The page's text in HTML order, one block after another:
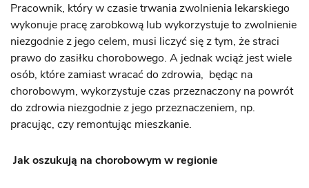
Pracownik, który w czasie trwania zwolnienia lekarskiego
wykonuje pracę zarobkową lub wykorzystuje to zwolnienie
niezgodnie z jego celem, musi liczyć się z tym, że straci
prawo do zasiłku chorobowego. A jednak wciąż jest wiele
osób, które zamiast wracać do zdrowia, będąc na
chorobowym, wykorzystuje czas przeznaczony na powrót
do zdrowia niezgodnie z jego przeznaczeniem, np.
pracując, czy remontując mieszkanie.
Jak oszukują na chorobowym w regionie